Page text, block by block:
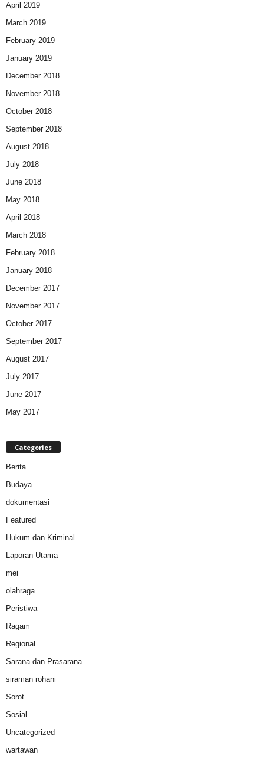
April 2019
March 2019
February 2019
January 2019
December 2018
November 2018
October 2018
September 2018
August 2018
July 2018
June 2018
May 2018
April 2018
March 2018
February 2018
January 2018
December 2017
November 2017
October 2017
September 2017
August 2017
July 2017
June 2017
May 2017
Categories
Berita
Budaya
dokumentasi
Featured
Hukum dan Kriminal
Laporan Utama
mei
olahraga
Peristiwa
Ragam
Regional
Sarana dan Prasarana
siraman rohani
Sorot
Sosial
Uncategorized
wartawan